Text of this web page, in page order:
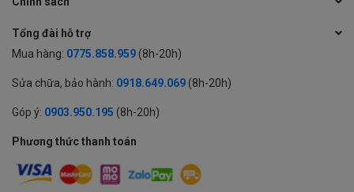
Tổng đài hỗ trợ
Mua hàng: 0775.858.959 (8h-20h)
Sửa chữa, bảo hành: 0918.649.069 (8h-20h)
Góp ý: 0903.950.195 (8h-20h)
Phương thức thanh toán